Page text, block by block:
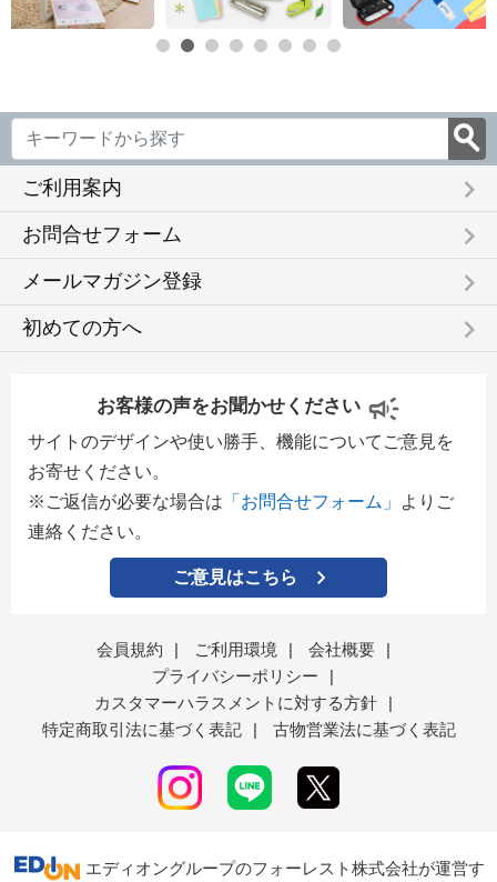
ご利用案内 keyboard_arrow_right
お問合せフォーム keyboard_arrow_right
メールマガジン登録 keyboard_arrow_right
初めての方へ keyboard_arrow_right
お客様の声をお聞かせください
サイトのデザインや使い勝手、機能についてご意見を
お寄せください。
※ご返信が必要な場合は 「お問合せフォーム」
よりご
連絡ください。
ご意見はこちら
会員規約 | ご利用環境 | 会社概要
|
プライバシーポリシー
|
カスタマーハラスメントに対する方針
|
特定商取引法に基づく表記
| 古物営業法に基づく表記
エディオングループのフォーレスト株式会社が運営す